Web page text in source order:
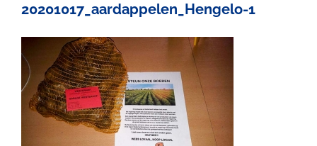
20201017_aardappelen_Hengelo-1